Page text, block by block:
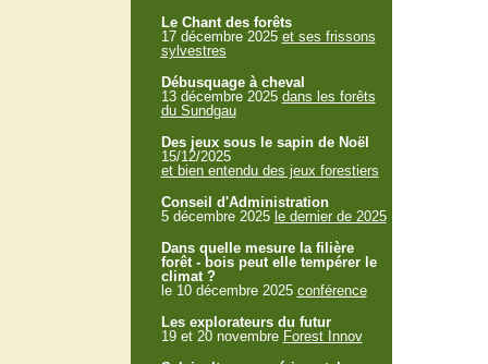
Le Chant des forêts
17 décembre 2025 et ses frissons
sylvestres
Débusquage à cheval
13 décembre 2025 dans les forêts
du Sundgau
Des jeux sous le sapin de Noël
15/12/2025
et bien entendu des jeux forestiers
Conseil d'Administration
5 décembre 2025 le dernier de 2025
Dans quelle mesure la filière
forêt - bois peut elle tempérer le
climat ?
le 10 décembre 2025 conférence
Les explorateurs du futur
19 et 20 novembre Forest Innov